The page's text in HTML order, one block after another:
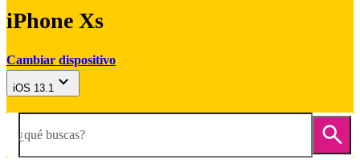
iPhone Xs
Cambiar dispositivo
iOS 13.1
¿qué buscas?